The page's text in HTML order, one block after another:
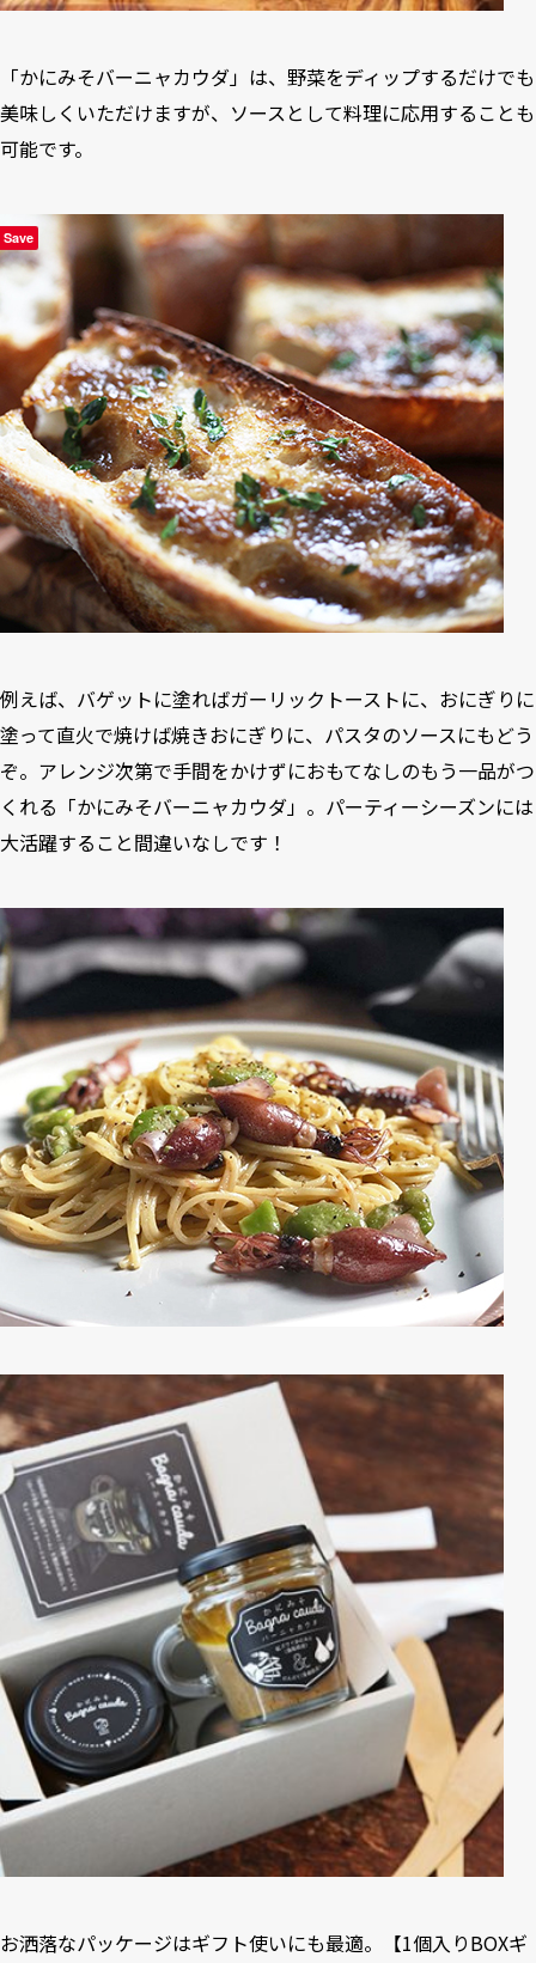
「かにみそバーニャカウダ」は、野菜をディップするだけでも
美味しくいただけますが、ソースとして料理に応用することも
可能です。
例えば、バゲットに塗ればガーリックトーストに、おにぎりに
塗って直火で焼けば焼きおにぎりに、パスタのソースにもどう
ぞ。アレンジ次第で手間をかけずにおもてなしのもう一品がつ
くれる「かにみそバーニャカウダ」。パーティーシーズンには
大活躍すること間違いなしです！
お洒落なパッケージはギフト使いにも最適。【1個入りBOXギ
Save